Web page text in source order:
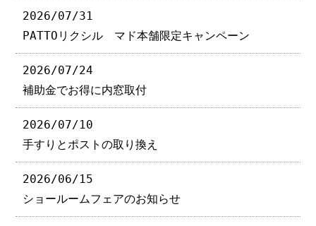
2026/07/31
PATTOリクシル マド本舗限定キャンペーン
2026/07/24
補助金でお得に内窓取付
2026/07/10
手すりとポストの取り換え
2026/06/15
ショールームフェアのお知らせ